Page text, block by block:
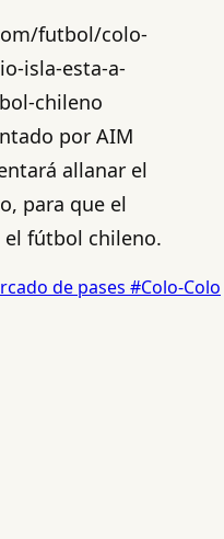
futbol/colo-
isla-esta-a-
chileno
por AIM
allanar el
para que el
el fútbol chileno.
de pases #Colo-Colo